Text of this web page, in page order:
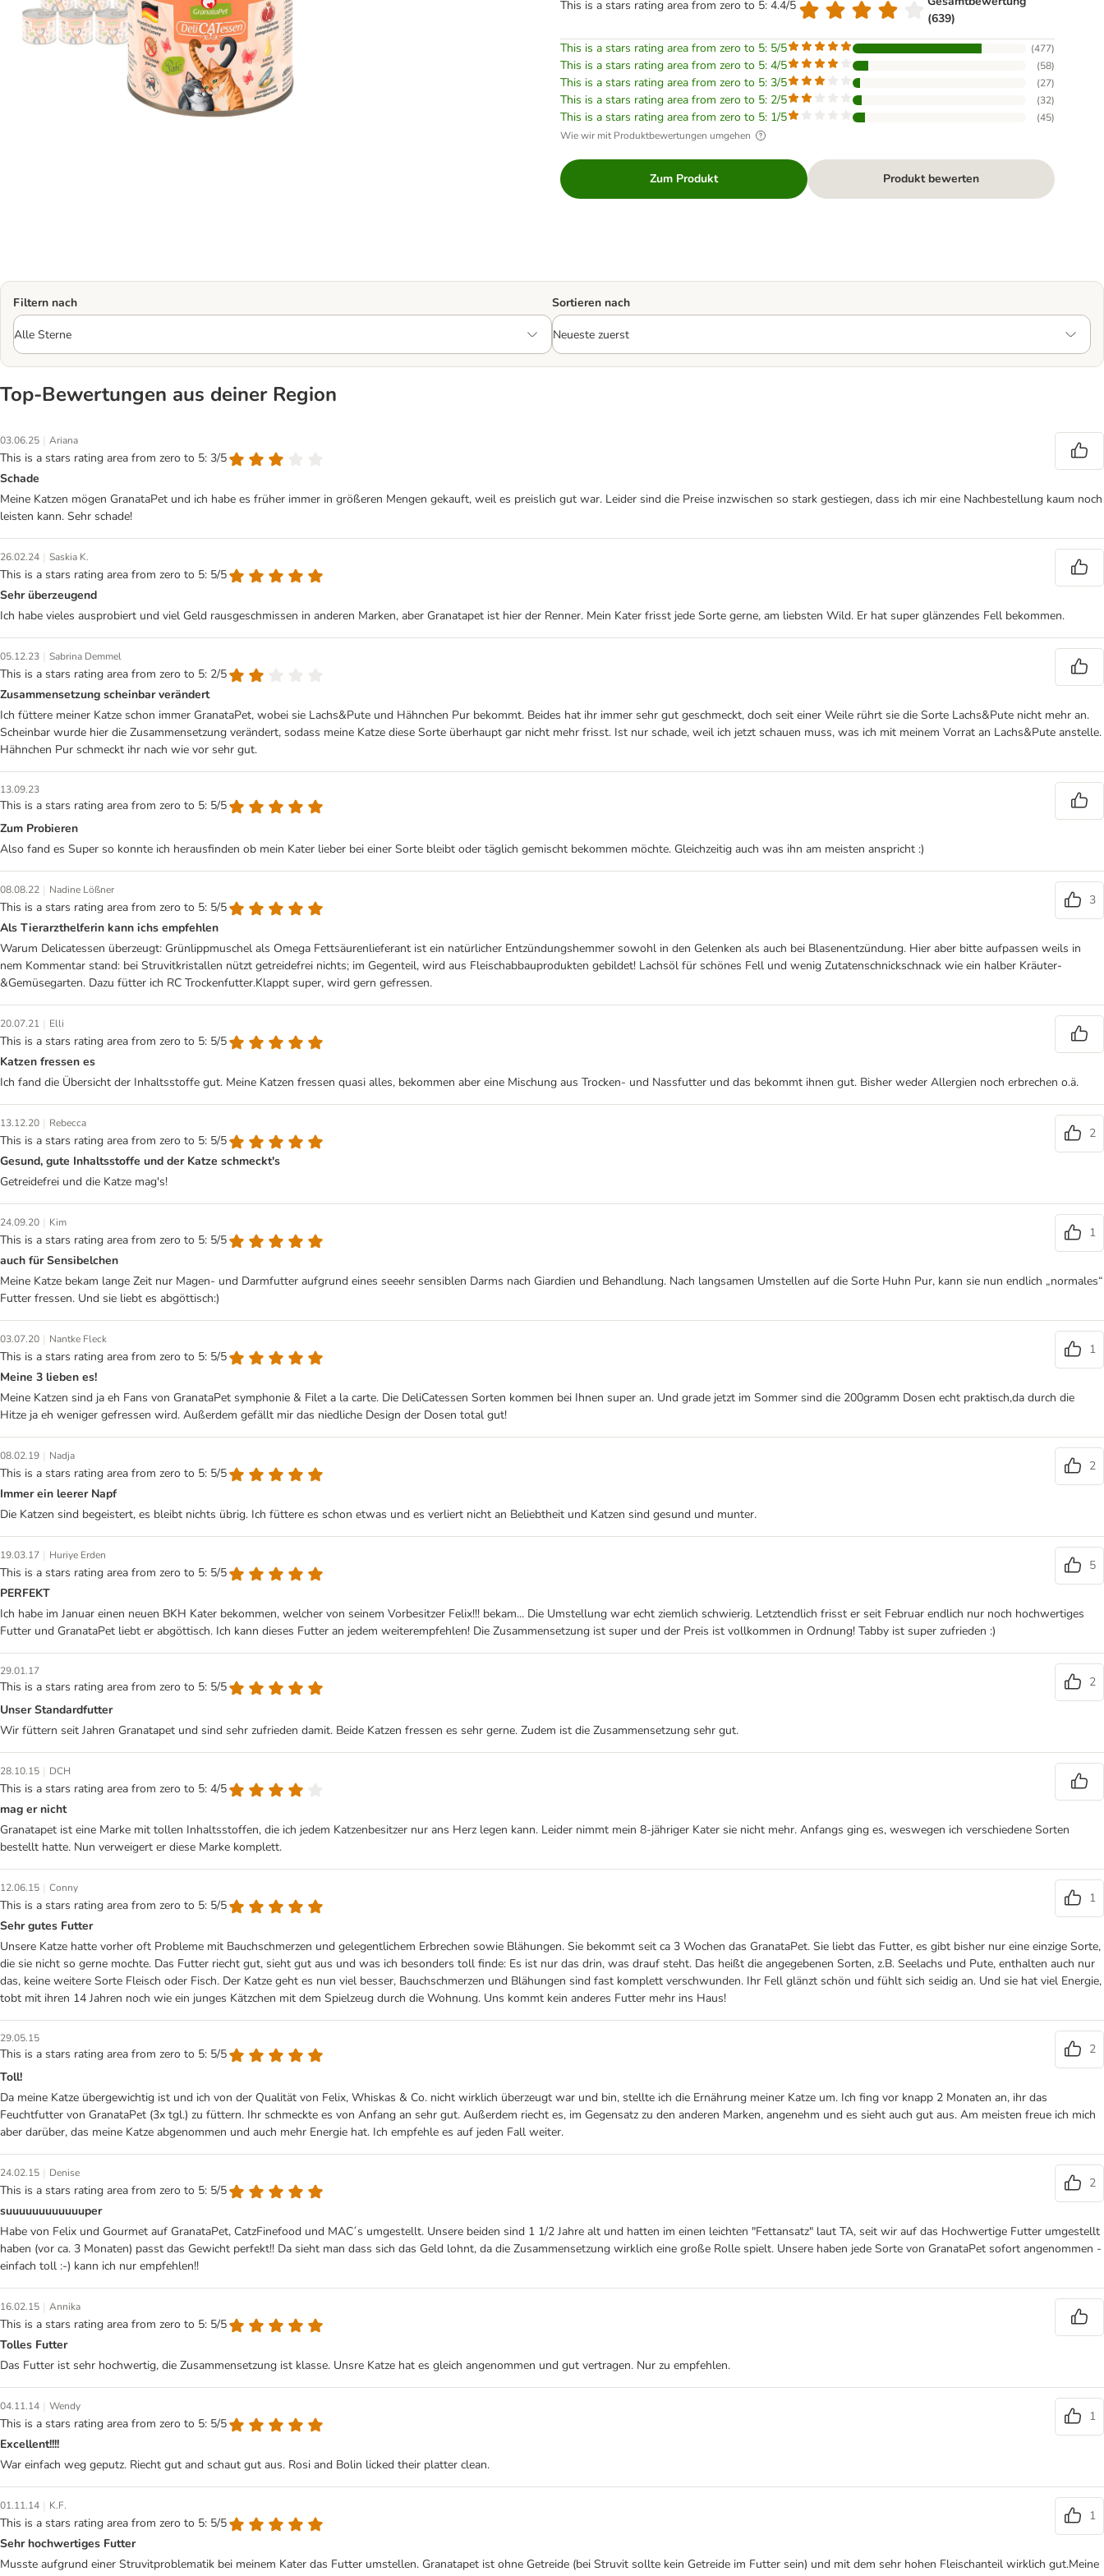
This is a stars rating area from zero to 5: 4.4/5
(639)
This is a stars rating area from zero to 5: 5/5
(477)
This is a stars rating area from zero to 5: 4/5 (58)
This is a stars rating area from zero to 5: 3/5 (27)
This is a stars rating area from zero to 5: 2/5 (32)
This is a stars rating area from zero to 5: 1/5 (45)
Wie wir mit Produktbewertungen umgehen
Zum Produkt Produkt bewerten
Filtern nach Sortieren nach
Top‑Bewertungen aus deiner Region
03.06.25 | Ariana
This is a stars rating area from zero to 5: 3/5
Schade
Meine Katzen mögen GranataPet und ich habe es früher immer in größeren Mengen gekauft, weil es preislich gut war. Leider sind die Preise inzwischen so stark gestiegen, dass ich mir eine Nachbestellung kaum noch
leisten kann. Sehr schade!
26.02.24 | Saskia K.
This is a stars rating area from zero to 5: 5/5
Sehr überzeugend
Ich habe vieles ausprobiert und viel Geld rausgeschmissen in anderen Marken, aber Granatapet ist hier der Renner. Mein Kater frisst jede Sorte gerne, am liebsten Wild. Er hat super glänzendes Fell bekommen.
05.12.23 | Sabrina Demmel
This is a stars rating area from zero to 5: 2/5
Zusammensetzung scheinbar verändert
Ich füttere meiner Katze schon immer GranataPet, wobei sie Lachs&Pute und Hähnchen Pur bekommt. Beides hat ihr immer sehr gut geschmeckt, doch seit einer Weile rührt sie die Sorte Lachs&Pute nicht mehr an.
Scheinbar wurde hier die Zusammensetzung verändert, sodass meine Katze diese Sorte überhaupt gar nicht mehr frisst. Ist nur schade, weil ich jetzt schauen muss, was ich mit meinem Vorrat an Lachs&Pute anstelle.
Hähnchen Pur schmeckt ihr nach wie vor sehr gut.
13.09.23
This is a stars rating area from zero to 5: 5/5
Zum Probieren
Also fand es Super so konnte ich herausfinden ob mein Kater lieber bei einer Sorte bleibt oder täglich gemischt bekommen möchte. Gleichzeitig auch was ihn am meisten anspricht :)
08.08.22 | Nadine Lößner
This is a stars rating area from zero to 5: 5/5
3
Als Tierarzthelferin kann ichs empfehlen
Warum Delicatessen überzeugt: Grünlippmuschel als Omega Fettsäurenlieferant ist ein natürlicher Entzündungshemmer sowohl in den Gelenken als auch bei Blasenentzündung. Hier aber bitte aufpassen weils in
nem Kommentar stand: bei Struvitkristallen nützt getreidefrei nichts; im Gegenteil, wird aus Fleischabbauprodukten gebildet! Lachsöl für schönes Fell und wenig Zutatenschnickschnack wie ein halber Kräuter-
&Gemüsegarten. Dazu fütter ich RC Trockenfutter.Klappt super, wird gern gefressen.
20.07.21 | Elli
This is a stars rating area from zero to 5: 5/5
Katzen fressen es
Ich fand die Übersicht der Inhaltsstoffe gut. Meine Katzen fressen quasi alles, bekommen aber eine Mischung aus Trocken- und Nassfutter und das bekommt ihnen gut. Bisher weder Allergien noch erbrechen o.ä.
13.12.20 | Rebecca
This is a stars rating area from zero to 5: 5/5
2
Gesund, gute Inhaltsstoffe und der Katze schmeckt's
Getreidefrei und die Katze mag's!
24.09.20 | Kim
This is a stars rating area from zero to 5: 5/5
1
auch für Sensibelchen
Meine Katze bekam lange Zeit nur Magen- und Darmfutter aufgrund eines seeehr sensiblen Darms nach Giardien und Behandlung. Nach langsamen Umstellen auf die Sorte Huhn Pur, kann sie nun endlich „normales“
Futter fressen. Und sie liebt es abgöttisch:)
03.07.20 | Nantke Fleck
This is a stars rating area from zero to 5: 5/5
1
Meine 3 lieben es!
Meine Katzen sind ja eh Fans von GranataPet symphonie & Filet a la carte. Die DeliCatessen Sorten kommen bei Ihnen super an. Und grade jetzt im Sommer sind die 200gramm Dosen echt praktisch,da durch die
Hitze ja eh weniger gefressen wird. Außerdem gefällt mir das niedliche Design der Dosen total gut!
08.02.19 | Nadja
This is a stars rating area from zero to 5: 5/5
2
Immer ein leerer Napf
Die Katzen sind begeistert, es bleibt nichts übrig. Ich füttere es schon etwas und es verliert nicht an Beliebtheit und Katzen sind gesund und munter.
19.03.17 | Huriye Erden
This is a stars rating area from zero to 5: 5/5
5
PERFEKT
Ich habe im Januar einen neuen BKH Kater bekommen, welcher von seinem Vorbesitzer Felix!!! bekam... Die Umstellung war echt ziemlich schwierig. Letztendlich frisst er seit Februar endlich nur noch hochwertiges
Futter und GranataPet liebt er abgöttisch. Ich kann dieses Futter an jedem weiterempfehlen! Die Zusammensetzung ist super und der Preis ist vollkommen in Ordnung! Tabby ist super zufrieden :)
29.01.17
This is a stars rating area from zero to 5: 5/5
2
Unser Standardfutter
Wir füttern seit Jahren Granatapet und sind sehr zufrieden damit. Beide Katzen fressen es sehr gerne. Zudem ist die Zusammensetzung sehr gut.
28.10.15 | DCH
This is a stars rating area from zero to 5: 4/5
mag er nicht
Granatapet ist eine Marke mit tollen Inhaltsstoffen, die ich jedem Katzenbesitzer nur ans Herz legen kann. Leider nimmt mein 8-jähriger Kater sie nicht mehr. Anfangs ging es, weswegen ich verschiedene Sorten
bestellt hatte. Nun verweigert er diese Marke komplett.
12.06.15 | Conny
This is a stars rating area from zero to 5: 5/5
1
Sehr gutes Futter
Unsere Katze hatte vorher oft Probleme mit Bauchschmerzen und gelegentlichem Erbrechen sowie Blähungen. Sie bekommt seit ca 3 Wochen das GranataPet. Sie liebt das Futter, es gibt bisher nur eine einzige Sorte,
die sie nicht so gerne mochte. Das Futter riecht gut, sieht gut aus und was ich besonders toll finde: Es ist nur das drin, was drauf steht. Das heißt die angegebenen Sorten, z.B. Seelachs und Pute, enthalten auch nur
das, keine weitere Sorte Fleisch oder Fisch. Der Katze geht es nun viel besser, Bauchschmerzen und Blähungen sind fast komplett verschwunden. Ihr Fell glänzt schön und fühlt sich seidig an. Und sie hat viel Energie,
tobt mit ihren 14 Jahren noch wie ein junges Kätzchen mit dem Spielzeug durch die Wohnung. Uns kommt kein anderes Futter mehr ins Haus!
29.05.15
This is a stars rating area from zero to 5: 5/5
2
Toll!
Da meine Katze übergewichtig ist und ich von der Qualität von Felix, Whiskas & Co. nicht wirklich überzeugt war und bin, stellte ich die Ernährung meiner Katze um. Ich fing vor knapp 2 Monaten an, ihr das
Feuchtfutter von GranataPet (3x tgl.) zu füttern. Ihr schmeckte es von Anfang an sehr gut. Außerdem riecht es, im Gegensatz zu den anderen Marken, angenehm und es sieht auch gut aus. Am meisten freue ich mich
aber darüber, das meine Katze abgenommen und auch mehr Energie hat. Ich empfehle es auf jeden Fall weiter.
24.02.15 | Denise
This is a stars rating area from zero to 5: 5/5
2
suuuuuuuuuuuuper
Habe von Felix und Gourmet auf GranataPet, CatzFinefood und MAC´s umgestellt. Unsere beiden sind 1 1/2 Jahre alt und hatten im einen leichten "Fettansatz" laut TA, seit wir auf das Hochwertige Futter umgestellt
haben (vor ca. 3 Monaten) passt das Gewicht perfekt!! Da sieht man dass sich das Geld lohnt, da die Zusammensetzung wirklich eine große Rolle spielt. Unsere haben jede Sorte von GranataPet sofort angenommen -
einfach toll :-) kann ich nur empfehlen!!
16.02.15 | Annika
This is a stars rating area from zero to 5: 5/5
Tolles Futter
Das Futter ist sehr hochwertig, die Zusammensetzung ist klasse. Unsre Katze hat es gleich angenommen und gut vertragen. Nur zu empfehlen.
04.11.14 | Wendy
This is a stars rating area from zero to 5: 5/5
1
Excellent!!!!
War einfach weg geputz. Riecht gut and schaut gut aus. Rosi and Bolin licked their platter clean.
01.11.14 | K.F.
This is a stars rating area from zero to 5: 5/5
1
Sehr hochwertiges Futter
Musste aufgrund einer Struvitproblematik bei meinem Kater das Futter umstellen. Granatapet ist ohne Getreide (bei Struvit sollte kein Getreide im Futter sein) und mit dem sehr hohen Fleischanteil wirklich gut.Meine